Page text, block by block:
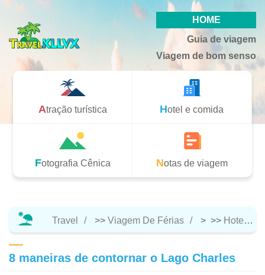
HOME
Guia de viagem
Viagem de bom senso
Atração turística Hotel e comida
Fotografia Cênica Notas de viagem
Travel >> Viagem De Férias > >> Hotel E Comida
8 maneiras de contornar o Lago Charles